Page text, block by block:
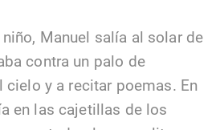
Manuel salía al solar de
contra un palo de
cielo y a recitar poemas. En
en las cajetillas de los